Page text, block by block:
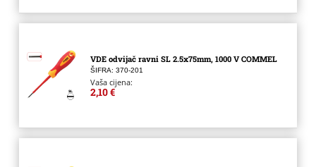
VDE odvijač ravni SL 2.5x75mm, 1000 V COMMEL
ŠIFRA: 370-201
Vaša cijena:
2,10 €